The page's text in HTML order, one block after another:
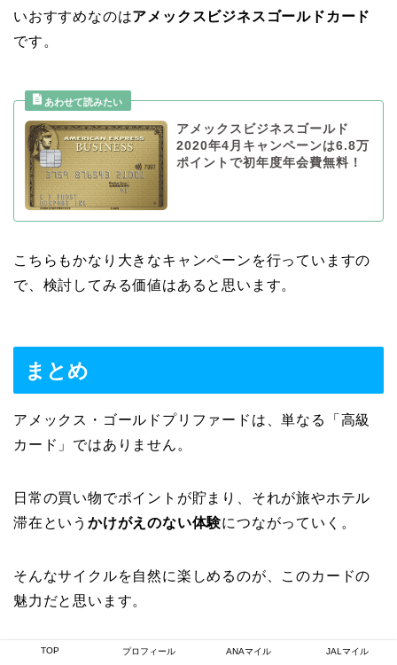
いおすすめなのはアメックスビジネスゴールドカード
です。
アメックスビジネスゴールド
2020年4月キャンペーンは6.8万
ポイントで初年度年会費無料！
こちらもかなり大きなキャンペーンを行っていますの
で、検討してみる価値はあると思います。
まとめ
アメックス・ゴールドプリファードは、単なる「高級
カード」ではありません。
日常の買い物でポイントが貯まり、それが旅やホテル
滞在という かけがえのない体験につながっていく。
そんなサイクルを自然に楽しめるのが、このカードの
魅力だと思います。
もちろん、全ての人にとって万能ではありませんが、
TOP プロフィール ANAマイル JALマイル